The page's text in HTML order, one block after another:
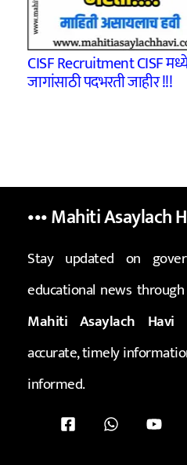
CISF Recruitment CISF
जागांसाठी पदभरती जाहीर !!!
••• Mahiti Asaylach
Stay updated on
educational news
Mahiti Asaylach Havi
accurate, timely
informed.